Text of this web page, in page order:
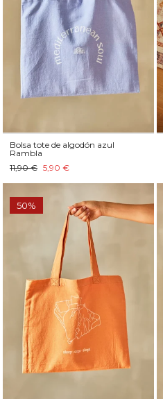
Bolsa tote de algodón azul
Rambla
11,90 € 5,90 €
50%